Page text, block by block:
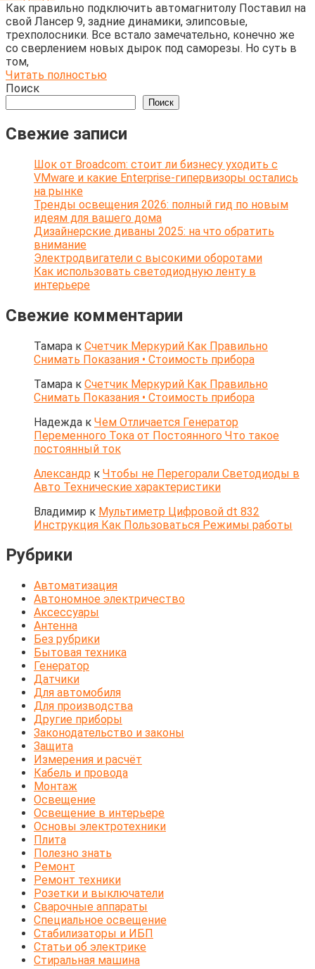
Как правильно подключить автомагнитолу Поставил на
свой Лансер 9, задние динамики, элипсовые,
трехполосники. Все встало замечательно, конечно же
со сверлением новых дырок под саморезы. Но суть в
том,
Читать полностью
Поиск
Поиск
Свежие записи
Шок от Broadcom: стоит ли бизнесу уходить с
VMware и какие Enterprise-гипервизоры остались
на рынке
Тренды освещения 2026: полный гид по новым
идеям для вашего дома
Дизайнерские диваны 2025: на что обратить
внимание
Электродвигатели с высокими оборотами
Как использовать светодиодную ленту в
интерьере
Свежие комментарии
Тамара к Счетчик Меркурий Как Правильно
Снимать Показания • Стоимость прибора
Тамара к Счетчик Меркурий Как Правильно
Снимать Показания • Стоимость прибора
Надежда к Чем Отличается Генератор
Переменного Тока от Постоянного Что такое
постоянный ток
Александр к Чтобы не Перегорали Светодиоды в
Авто Технические характеристики
Владимир к Мультиметр Цифровой dt 832
Инструкция Как Пользоваться Режимы работы
Рубрики
Автоматизация
Автономное электричество
Аксессуары
Антенна
Без рубрики
Бытовая техника
Генератор
Датчики
Для автомобиля
Для производства
Другие приборы
Законодательство и законы
Защита
Измерения и расчёт
Кабель и провода
Монтаж
Освещение
Освещение в интерьере
Основы электротехники
Плита
Полезно знать
Ремонт
Ремонт техники
Розетки и выключатели
Сварочные аппараты
Специальное освещение
Стабилизаторы и ИБП
Статьи об электрике
Стиральная машина